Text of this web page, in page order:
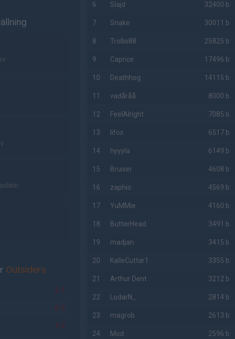
Outsiders
2-1
0-2
1-2
6 Slajd 32400 b
7 Snake 30011 b
8 Trollis88 25825 b
9 Caprice 17496 b
10 Deathhog 14115 b
11 vadåråå 8000 b
12 FeelAlright 7085 b
13 lifox 6517 b
14 hyyyla 6149 b
15 Bruiser 4608 b
16 zaphio 4569 b
17 YuMMie 4160 b
18 ButterHead 3491 b
19 madjan 3415 b
20 KalleCuttar1 3355 b
21 Arthur Dent 3212 b
22 LodarN_ 2814 b
23 magrob 2613 b
24 Mod 2596 b